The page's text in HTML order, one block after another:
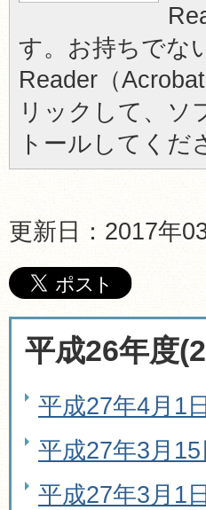
す。お持ちでな
Reader（
リックして、ソ
トールしてくだ
更新日：2017年
平成26年度
平成27年4月1
平成27年3月15
平成27年3月1